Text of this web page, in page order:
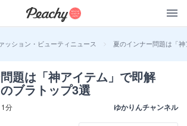
ッション・ビューティニュース > 夏のインナー問題は「
題は「神アイテム」で即解
ブラトップ3選
分 ゆかりんチャンネル